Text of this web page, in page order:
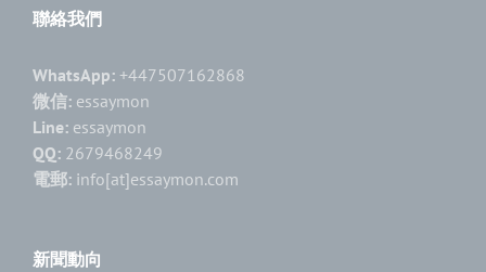
聯絡我們
WhatsApp: +447507162868
微信: essaymon
Line: essaymon
QQ: 2679468249
電郵: info[at]essaymon.com
新聞動向